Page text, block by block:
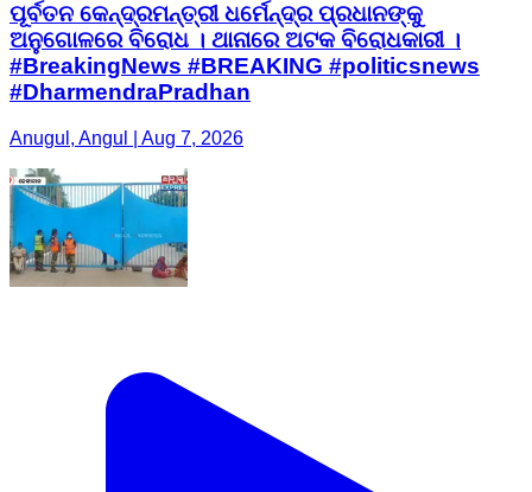
ପୂର୍ବତନ କେନ୍ଦ୍ରମନ୍ତ୍ରୀ ଧର୍ମେନ୍ଦ୍ର ପ୍ରଧାନଙ୍କୁ
ଅନୁଗୋଳରେ ବିରୋଧ । ଥାନାରେ ଅଟକ ବିରୋଧକାରୀ ।
#BreakingNews #BREAKING #politicsnews
#DharmendraPradhan
Anugul, Angul | Aug 7, 2026